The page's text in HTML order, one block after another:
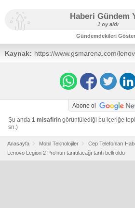
Haberi Gündem
1 oy aldı
Gündemdekileri
Kaynak: https://www.gsmarena.com/
news-48343.php
Abone ol
Şu anda 1 misafirin görüntülediği bu içeriğe
sn.)
Anasayfa Mobil Teknolojiler
Cep Telefonları
Lenovo Legion 2 Pro'nun tanıtılacağı tarih belli oldu